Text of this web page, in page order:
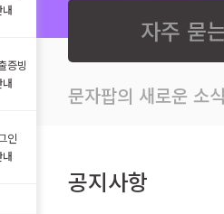
증빙
인
자주 묻
문자팝의 새로운 소
공지사항